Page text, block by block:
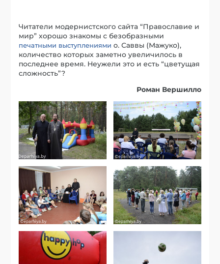
Читатели модернистского сайта “Православие и
мир” хорошо знакомы с безобразными
печатными выступлениями о. Саввы (Мажуко),
количество которых заметно увеличилось в
последнее время. Неужели это и есть “цветущая
сложность”?
Роман Вершилло